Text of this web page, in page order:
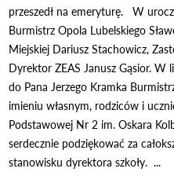
przeszedł na emeryturę. W
Burmistrz Opola Lubelskiego
Miejskiej Dariusz Stachowicz,
Dyrektor ZEAS Janusz Gąsior. W
do Pana Jerzego Kramka
imieniu własnym, rodziców i
Podstawowej Nr 2 im. Oskara
serdecznie podziękować za
stanowisku dyrektora szkoły. ...